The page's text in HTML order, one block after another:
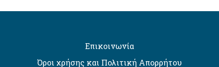
Επικοινωνία
Όροι χρήσης και Πολιτική Απορρήτου